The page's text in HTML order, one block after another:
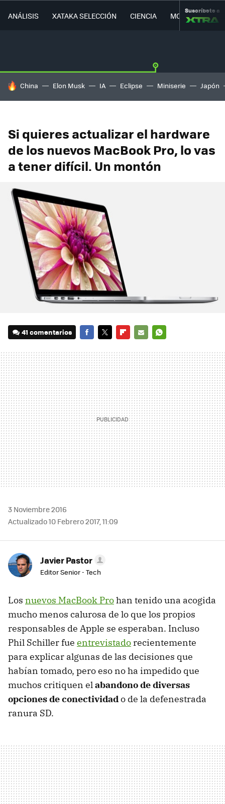
ANÁLISIS XATAKA SELECCIÓN CIENCIA MOVILIDAD
Suscríbete a
HOY SE HABLA DE
China Elon Musk IA Eclipse Miniserie Japón
Si quieres actualizar el hardware
de los nuevos MacBook Pro, lo vas
a tener difícil. Un montón
41 comentarios
MAIL
3 Noviembre 2016
Actualizado 10 Febrero 2017, 11:09
Javier Pastor
Editor Senior - Tech
Los nuevos MacBook Prohan tenido una acogida
mucho menos calurosa de lo que los propios
responsables de Apple se esperaban. Incluso
Phil Schiller fue entrevistado recientemente
para explicar algunas de las decisiones que
habían tomado, pero eso no ha impedido que
muchos critiquen elabandono de diversas
opciones de conectividado de la defenestrada
ranura SD.